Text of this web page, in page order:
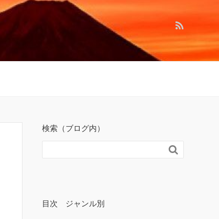
検索（ブログ内）

目次 ジャンル別